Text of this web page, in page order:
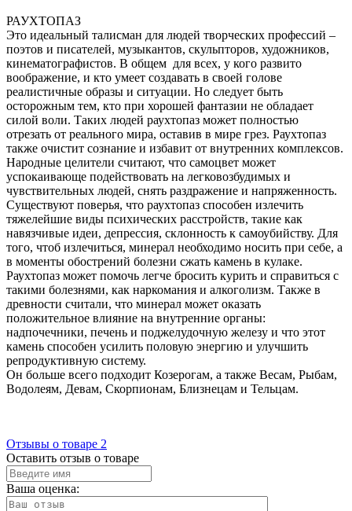
РАУХТОПАЗ
Это идеальный талисман для людей творческих профессий –
поэтов и писателей, музыкантов, скульпторов, художников,
кинематографистов. В общем для всех, у кого развито
воображение, и кто умеет создавать в своей голове
реалистичные образы и ситуации. Но следует быть
осторожным тем, кто при хорошей фантазии не обладает
силой воли. Таких людей раухтопаз может полностью
отрезать от реального мира, оставив в мире грез. Раухтопаз
также очистит сознание и избавит от внутренних комплексов.
Народные целители считают, что самоцвет может
успокаивающе подействовать на легковозбудимых и
чувствительных людей, снять раздражение и напряженность.
Существуют поверья, что раухтопаз способен излечить
тяжелейшие виды психических расстройств, такие как
навязчивые идеи, депрессия, склонность к самоубийству. Для
того, чтоб излечиться, минерал необходимо носить при себе, а
в моменты обострений болезни сжать камень в кулаке.
Раухтопаз может помочь легче бросить курить и справиться с
такими болезнями, как наркомания и алкоголизм. Также в
древности считали, что минерал может оказать
положительное влияние на внутренние органы:
надпочечники, печень и поджелудочную железу и что этот
камень способен усилить половую энергию и улучшить
репродуктивную систему.
Он больше всего подходит Козерогам, а также Весам, Рыбам,
Водолеям, Девам, Скорпионам, Близнецам и Тельцам.
Отзывы о товаре 2
Оставить отзыв о товаре
Ваша оценка: